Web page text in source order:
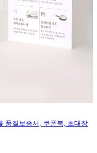
품질보증서, 쿠폰북, 초대장